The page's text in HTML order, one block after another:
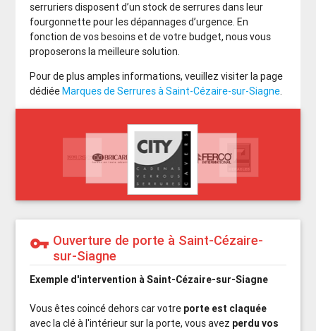
serruriers disposent d’un stock de serrures dans leur
fourgonnette pour les dépannages d’urgence. En
fonction de vos besoins et de votre budget, nous vous
proposerons la meilleure solution.
Pour de plus amples informations, veuillez visiter la page
dédiée Marques de Serrures à Saint-Cézaire-sur-Siagne.
vpn_key Ouverture de porte à Saint-Cézaire-
sur-Siagne
Exemple d'intervention à Saint-Cézaire-sur-Siagne
Vous êtes coincé dehors car votre porte est claquée
avec la clé à l'intérieur sur la porte, vous avez perdu vos